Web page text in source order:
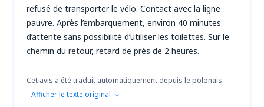
refusé de transporter le vélo. Contact avec la ligne
pauvre. Après l’embarquement, environ 40 minutes
d’attente sans possibilité d’utiliser les toilettes. Sur le
chemin du retour, retard de près de 2 heures.
Cet avis a été traduit automatiquement depuis le polonais.
Afficher le texte original